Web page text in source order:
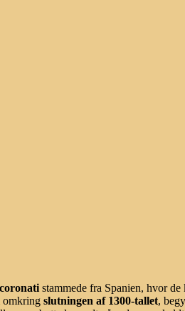
stammede fra Spanien, hvor de
omkring slutningen af 1300-tallet,